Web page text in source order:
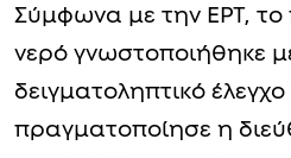
Σύμφωνα με την ΕΡΤ,
νερό γνωστοποιήθηκε
δειγματοληπτικό
πραγματοποίησε η